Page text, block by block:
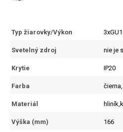
Typ žiarovky/Výkon
Svetelný zdroj nie je
Krytie IP20
Farba
Materiál
Výška (mm) 166